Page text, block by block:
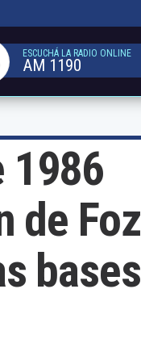
ESCUCHÁ LA RADIO ONLINE
AM 1190
1986
de Foz
bases